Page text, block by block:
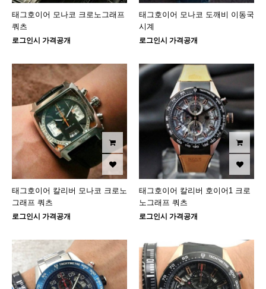
태그호이어 모나코 크로노그래프
쿼츠
로그인시 가격공개
태그호이어 모나코 도깨비 이동국
시계
로그인시 가격공개
태그호이어 칼리버 모나코 크로노
그래프 쿼츠
로그인시 가격공개
태그호이어 칼리버 호이어1 크로
노그래프 쿼츠
로그인시 가격공개